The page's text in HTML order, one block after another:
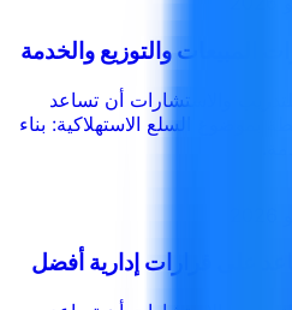
المبيعات والتوزيع والخدمة
والاستشارات أن تساعد
بموضوع السلع الاستهلاكية: بناء
على قرارات إدارية أفضل